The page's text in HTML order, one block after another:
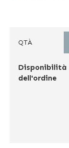
QTÀ
Disponibilità
dell'ordine